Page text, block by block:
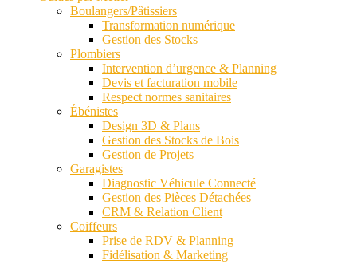
Boulangers/Pâtissiers
Transformation numérique
Gestion des Stocks
Plombiers
Intervention d’urgence & Planning
Devis et facturation mobile
Respect normes sanitaires
Ébénistes
Design 3D & Plans
Gestion des Stocks de Bois
Gestion de Projets
Garagistes
Diagnostic Véhicule Connecté
Gestion des Pièces Détachées
CRM & Relation Client
Coiffeurs
Prise de RDV & Planning
Fidélisation & Marketing